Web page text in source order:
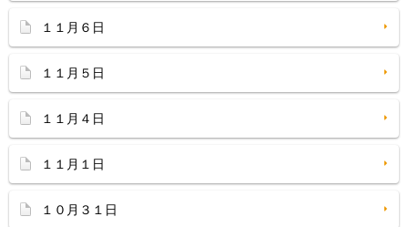
１１月６日
１１月５日
１１月４日
１１月１日
１０月３１日